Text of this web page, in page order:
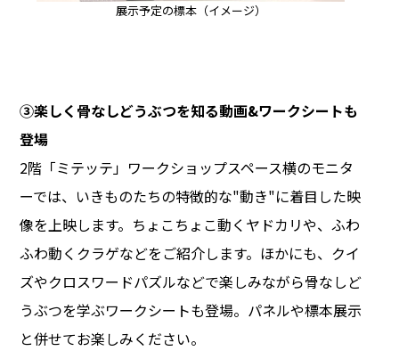
展示予定の標本（イメージ）
③楽しく骨なしどうぶつを知る動画&ワークシートも
登場
2階「ミテッテ」ワークショップスペース横のモニタ
ーでは、いきものたちの特徴的な"動き"に着目した映
像を上映します。ちょこちょこ動くヤドカリや、ふわ
ふわ動くクラゲなどをご紹介します。ほかにも、クイ
ズやクロスワードパズルなどで楽しみながら骨なしど
うぶつを学ぶワークシートも登場。パネルや標本展示
と併せてお楽しみください。